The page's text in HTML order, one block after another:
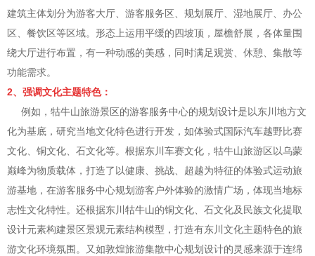
建筑主体划分为游客大厅、游客服务区、规划展厅、湿地展厅、办公
区、餐饮区等区域。形态上运用平缓的四坡顶，屋檐舒展，各体量围
绕大厅进行布置，有一种动感的美感，同时满足观赏、休憩、集散等
功能需求。
2、强调文化主题特色：
例如，牯牛山旅游景区的游客服务中心的规划设计是以东川地方文
化为基底，研究当地文化特色进行开发，如体验式国际汽车越野比赛
文化、铜文化、石文化等。根据东川车赛文化，牯牛山旅游区以乌蒙
巅峰为物质载体，打造了以健康、挑战、超越为特征的体验式运动旅
游基地，在游客服务中心规划游客户外体验的激情广场，体现当地标
志性文化特性。还根据东川牯牛山的铜文化、石文化及民族文化提取
设计元素构建景区景观元素结构模型，打造有东川文化主题特色的旅
游文化环境氛围。又如敦煌旅游集散中心规划设计的灵感来源于连绵